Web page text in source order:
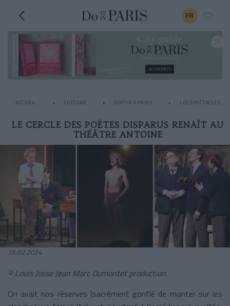
FR
ACCUEIL CULTURE SORTIR À PARIS LES SPECTACLES À
LE CERCLE DES POÈTES DISPARUS RENAÎT AU
THÉÂTRE ANTOINE
15.02.2024
© Louis Josse Jean Marc Dumontet production
On avait nos réserves (sacrément gonflé de monter sur les